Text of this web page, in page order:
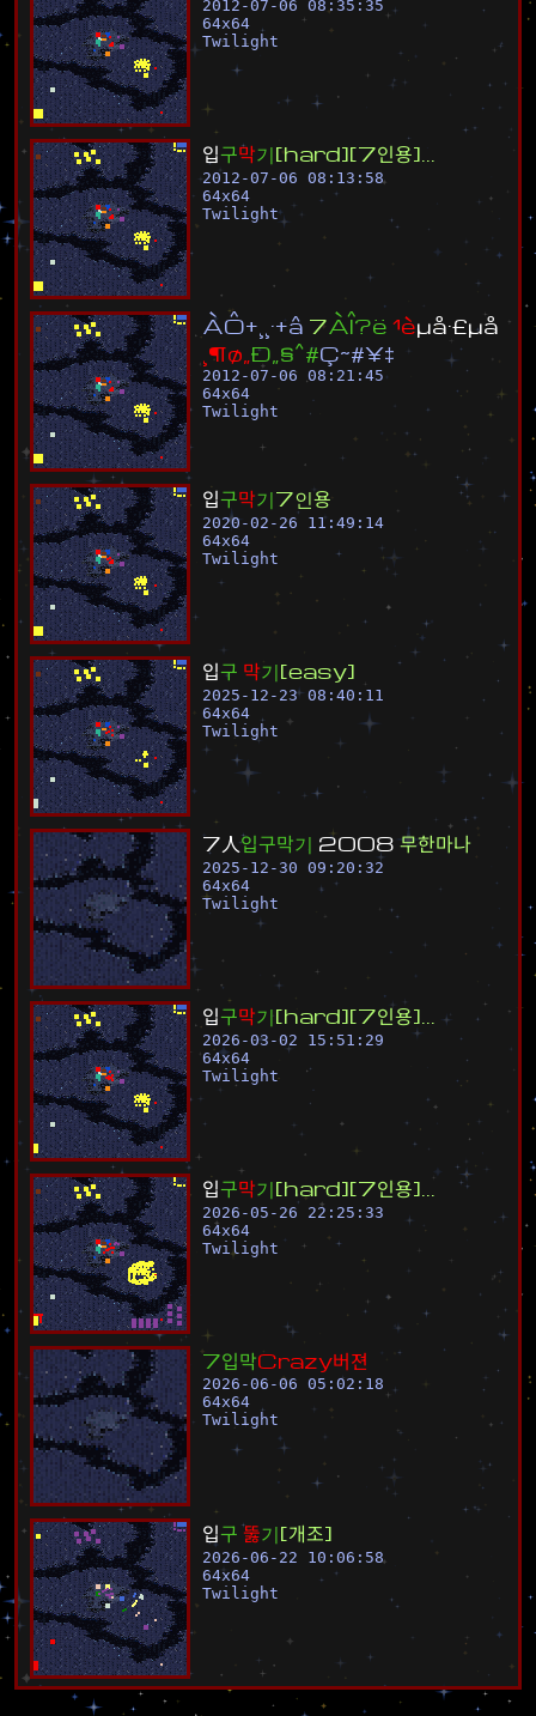
2012-07-06 08:35:35
64x64
Twilight
입구막기[hard][7인용]
2012-07-06 08:13:58
64x64
Twilight
ÀÔ± ·±â 7ÀÎ¿ë ¹èµå·£µå
¶ø Ð §ˆ#Ç~#¥‡
2012-07-06 08:21:45
64x64
Twilight
입구막기7인용
2020-02-26 11:49:14
64x64
Twilight
입구 막기[easy]
2025-12-23 08:40:11
64x64
Twilight
7人입구막기 2008 무한마나
2025-12-30 09:20:32
64x64
Twilight
입구막기[hard][7인용]
2026-03-02 15:51:29
64x64
Twilight
입구막기[hard][7인용] .
2026-05-26 22:25:33
64x64
Twilight
7입막Crazy버젼
2026-06-06 05:02:18
64x64
Twilight
입구 뚫기[개조]
2026-06-22 10:06:58
64x64
Twilight